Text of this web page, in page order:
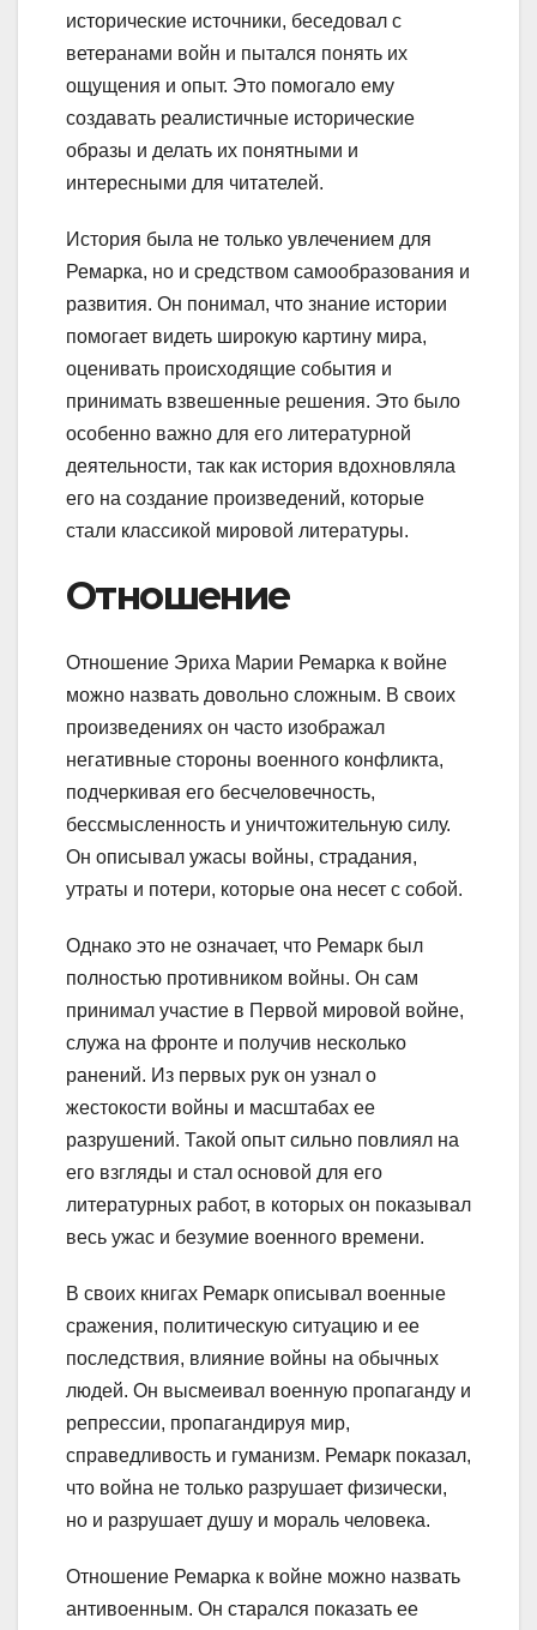
исторические источники, беседовал с
ветеранами войн и пытался понять их
ощущения и опыт. Это помогало ему
создавать реалистичные исторические
образы и делать их понятными и
интересными для читателей.
История была не только увлечением для
Ремарка, но и средством самообразования и
развития. Он понимал, что знание истории
помогает видеть широкую картину мира,
оценивать происходящие события и
принимать взвешенные решения. Это было
особенно важно для его литературной
деятельности, так как история вдохновляла
его на создание произведений, которые
стали классикой мировой литературы.
Отношение
Отношение Эриха Марии Ремарка к войне
можно назвать довольно сложным. В своих
произведениях он часто изображал
негативные стороны военного конфликта,
подчеркивая его бесчеловечность,
бессмысленность и уничтожительную силу.
Он описывал ужасы войны, страдания,
утраты и потери, которые она несет с собой.
Однако это не означает, что Ремарк был
полностью противником войны. Он сам
принимал участие в Первой мировой войне,
служа на фронте и получив несколько
ранений. Из первых рук он узнал о
жестокости войны и масштабах ее
разрушений. Такой опыт сильно повлиял на
его взгляды и стал основой для его
литературных работ, в которых он показывал
весь ужас и безумие военного времени.
В своих книгах Ремарк описывал военные
сражения, политическую ситуацию и ее
последствия, влияние войны на обычных
людей. Он высмеивал военную пропаганду и
репрессии, пропагандируя мир,
справедливость и гуманизм. Ремарк показал,
что война не только разрушает физически,
но и разрушает душу и мораль человека.
Отношение Ремарка к войне можно назвать
антивоенным. Он старался показать ее